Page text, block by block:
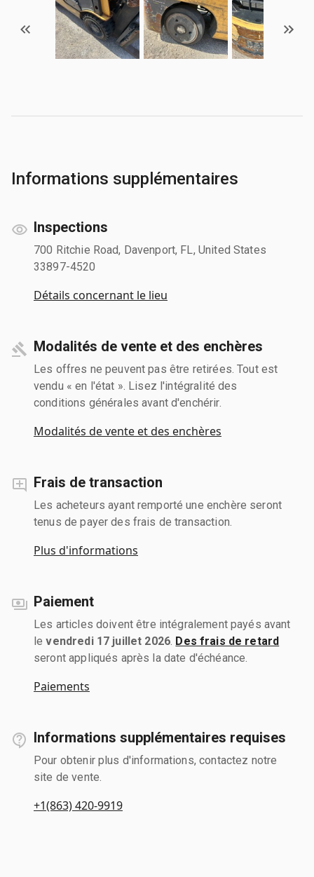
Informations supplémentaires
Inspections
700 Ritchie Road, Davenport, FL, United States
33897-4520
Détails concernant le lieu
Modalités de vente et des enchères
Les offres ne peuvent pas être retirées. Tout est
vendu « en l'état ». Lisez l'intégralité des
conditions générales avant d'enchérir.
Modalités de vente et des enchères
Frais de transaction
Les acheteurs ayant remporté une enchère seront
tenus de payer des frais de transaction.
Plus d'informations
Paiement
Les articles doivent être intégralement payés avant
levendredi 17 juillet 2026 Des frais de retard
seront appliqués après la date d'échéance.
Paiements
Informations supplémentaires requises
Pour obtenir plus d'informations, contactez notre
site de vente.
+1(863) 420-9919